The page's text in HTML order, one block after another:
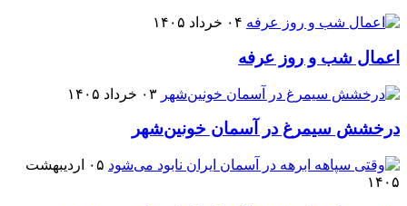
۰۴ خرداد ۱۴۰۵
اعمال شب و روز عرفه
۰۳ خرداد ۱۴۰۵
درخشش سیمرغ در آسمان خونین‌شهر
۰۵ اردیبهشت
۱۴۰۵